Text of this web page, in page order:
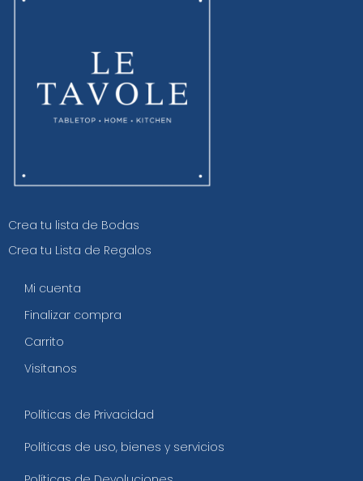
Crea tu lista de Bodas
Crea tu Lista de Regalos
Mi cuenta
Finalizar compra
Carrito
Visítanos
Políticas de Privacidad
Políticas de uso, bienes y servicios